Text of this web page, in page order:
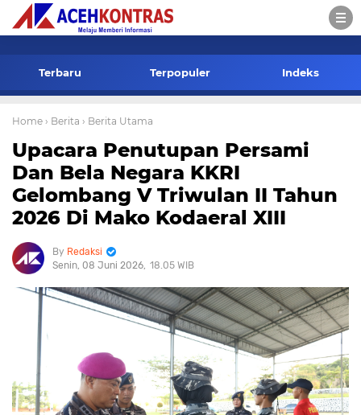
Terbaru Terpopuler Indeks
Home › Berita › Berita Utama
Upacara Penutupan Persami
Dan Bela Negara KKRI
Gelombang V Triwulan II Tahun
2026 Di Mako Kodaeral XIII
Redaksi
Senin, 08 Juni 2026 18.05 WIB